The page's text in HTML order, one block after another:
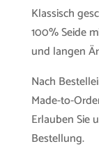
Klassisch
100% Seide
und langen
Nach
Made-to-
Erlauben Sie
Bestellung.